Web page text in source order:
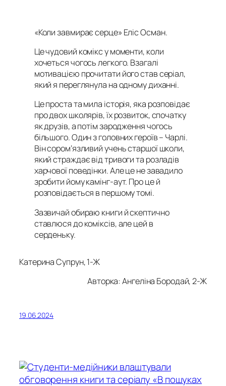
«Коли завмирає серце» Еліс Осман.
Це чудовий комікс у моменти, коли
хочеться чогось легкого. Взагалі
мотивацією прочитати його став серіал,
який я переглянула на одному диханні.
Це проста та мила історія, яка розповідає
про двох школярів, їх розвиток, спочатку
як друзів, а потім зародження чогось
більшого. Один з головних героїв – Чарлі.
Він сором’язливий учень старшої школи,
який страждає від тривоги та розладів
харчової поведінки. Але це не завадило
зробити йому камінг-аут. Про це й
розповідається в першому томі.
Зазвичай обираю книги й скептично
ставлюся до коміксів, але цей в
серденьку.
Катерина Супрун, 1-Ж
Авторка: Ангеліна Бородай, 2-Ж
19.06.2024